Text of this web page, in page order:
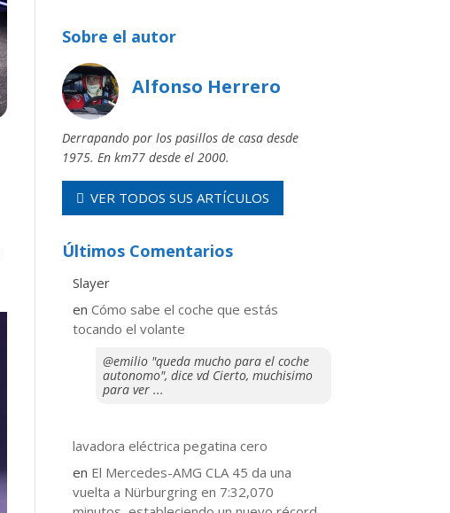
Sobre el autor
Alfonso Herrero
Derrapando por los pasillos de casa desde
1975. En km77 desde el 2000.
VER TODOS SUS ARTÍCULOS
Últimos Comentarios
Slayer
en​Cómo sabe el coche que estás
tocando el volante
@emilio "queda mucho para el coche
autonomo", dice vd Cierto, muchisimo
para ver ...
lavadora eléctrica pegatina cero
en El Mercedes-AMG CLA 45 da una
vuelta a Nürburgring en 7:32,070